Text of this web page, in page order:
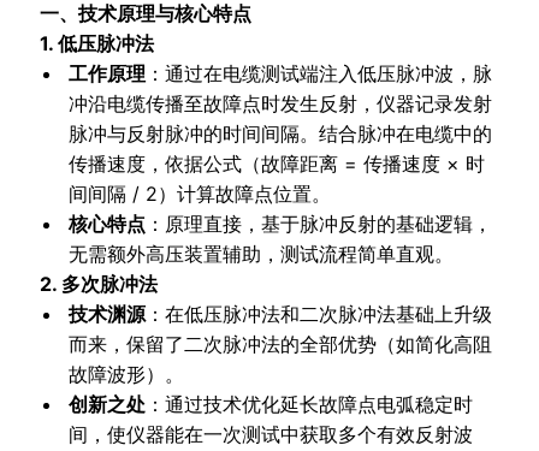
一、技术原理与核心特点
1. 低压脉冲法
工作原理 ：通过在电缆测试端注入低压脉冲波，脉
冲沿电缆传播至故障点时发生反射，仪器记录发射
脉冲与反射脉冲的时间间隔。结合脉冲在电缆中的
传播速度，依据公式（故障距离 = 传播速度 × 时
间间隔 / 2）计算故障点位置。
核心特点 ：原理直接，基于脉冲反射的基础逻辑，
无需额外高压装置辅助，测试流程简单直观。
2. 多次脉冲法
技术渊源：在低压脉冲法和二次脉冲法基础上升级
而来，保留了二次脉冲法的全部优势（如简化高阻
故障波形）。
创新之处 ：通过技术优化延长故障点电弧稳定时
间，使仪器能在一次测试中获取多个有效反射波